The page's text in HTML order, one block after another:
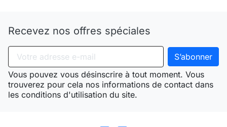
Recevez nos offres spéciales
Vous pouvez vous désinscrire à tout moment. Vous
trouverez pour cela nos informations de contact dans
les conditions d'utilisation du site.